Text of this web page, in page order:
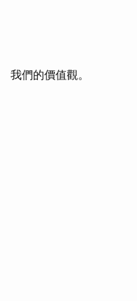
我們的價值觀。